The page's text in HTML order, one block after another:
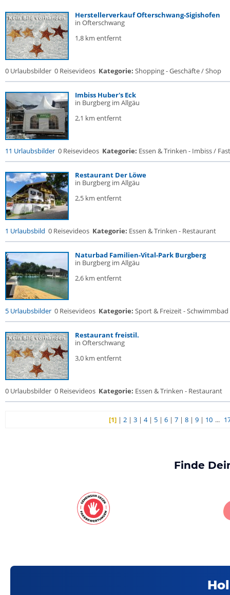
Herstellerverkauf Ofterschwang-Sigishofen
in Ofterschwang
1,8 km entfernt
0 Urlaubsbilder 0 Reisevideos Kategorie: Shopping - Geschäfte / Shop
Imbiss Huber's Eck
in Burgberg im Allgäu
2,1 km entfernt
11 Urlaubsbilder 0 Reisevideos Kategorie: Essen & Trinken - Imbiss /
Restaurant Der Löwe
in Burgberg im Allgäu
2,5 km entfernt
1 Urlaubsbild 0 Reisevideos Kategorie: Essen & Trinken - Restaurant
Naturbad Familien-Vital-Park Burgberg
in Burgberg im Allgäu
2,6 km entfernt
5 Urlaubsbilder 0 Reisevideos Kategorie: Sport & Freizeit - Schwimmbad
Restaurant freistil.
in Ofterschwang
3,0 km entfernt
0 Urlaubsbilder 0 Reisevideos Kategorie: Essen & Trinken - Restaurant
[1]| 2| 3| 4| 5| 6| 7| 8| 9| 10 ...
Finde